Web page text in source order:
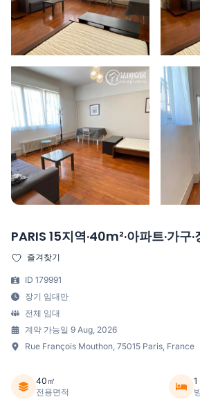
PARIS 15지역·40m²·아파트·가구
즐겨찾기
ID 179991
장기 임대만
전체 임대
계약 가능일 9 Aug, 2026
Rue François Mouthon, 75015 Paris, France
40㎡
전용면적
1